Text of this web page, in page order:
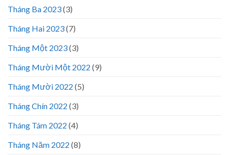
Tháng Ba 2023(3)
Tháng Hai 2023(7)
Tháng Một 2023(3)
Tháng Mười Một 2022 (9)
Tháng Mười 2022 (5)
Tháng Chín 2022 (3)
Tháng Tám 2022 (4)
Tháng Năm 2022 (8)